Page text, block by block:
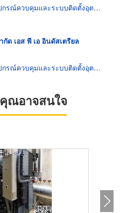
รณ์ควบคุมและระบบติดตั้งอุตสาหกรรม
ด เอส พี เอ อินดัสเตรียล
รณ์ควบคุมและระบบติดตั้งอุตสาหกรรม
ณอาจสนใจ